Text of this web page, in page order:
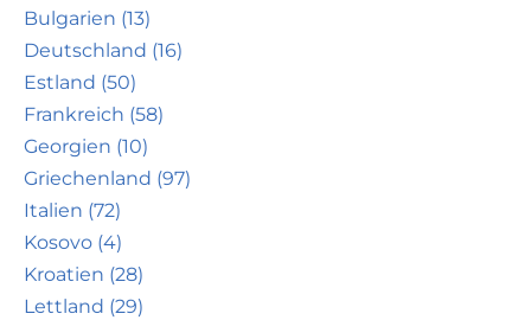
Bulgarien (13)
Deutschland (16)
Estland (50)
Frankreich (58)
Georgien (10)
Griechenland (97)
Italien (72)
Kosovo (4)
Kroatien (28)
Lettland (29)